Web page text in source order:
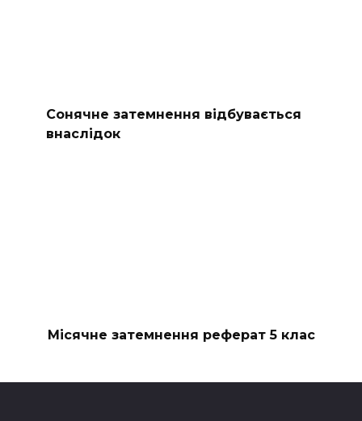
Сонячне затемнення відбувається
внаслідок
Місячне затемнення реферат 5 клас